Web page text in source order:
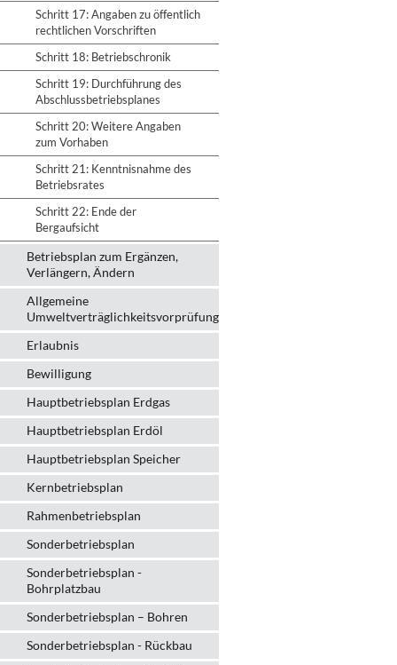
Schritt 17: Angaben zu öffentlich
rechtlichen Vorschriften
Schritt 18: Betriebschronik
Schritt 19: Durchführung des
Abschlussbetriebsplanes
Schritt 20: Weitere Angaben
zum Vorhaben
Schritt 21: Kenntnisnahme des
Betriebsrates
Schritt 22: Ende der
Bergaufsicht
Betriebsplan zum Ergänzen,
Verlängern, Ändern
Allgemeine
Umweltverträglichkeitsvorprüfung
Erlaubnis
Bewilligung
Hauptbetriebsplan Erdgas
Hauptbetriebsplan Erdöl
Hauptbetriebsplan Speicher
Kernbetriebsplan
Rahmenbetriebsplan
Sonderbetriebsplan
Sonderbetriebsplan -
Bohrplatzbau
Sonderbetriebsplan – Bohren
Sonderbetriebsplan - Rückbau